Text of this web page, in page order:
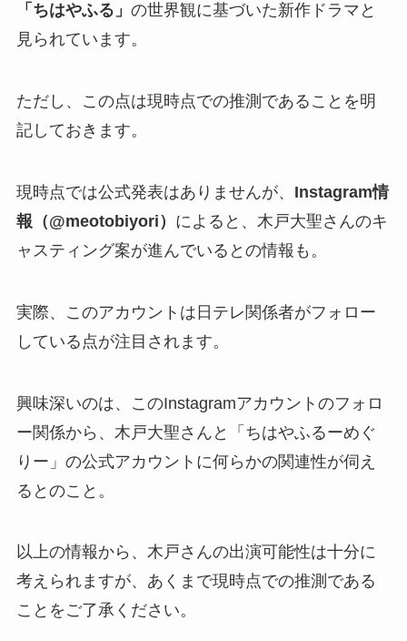
「ちはやふる」 の世界観に基づいた新作ドラマと
見られています。
ただし、この点は現時点での推測であることを明
記しておきます。
現時点では公式発表はありませんが、 Instagram情
報（@meotobiyori） によると、木戸大聖さんのキ
ャスティング案が進んでいるとの情報も。
実際、このアカウントは日テレ関係者がフォロー
している点が注目されます。
興味深いのは、このInstagramアカウントのフォロ
ー関係から、木戸大聖さんと「ちはやふるーめぐ
りー」の公式アカウントに何らかの関連性が伺え
るとのこと。
以上の情報から、木戸さんの出演可能性は十分に
考えられますが、あくまで現時点での推測である
ことをご了承ください。